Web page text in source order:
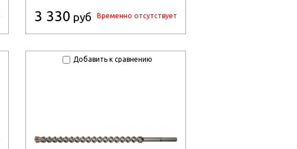
3 330 руб Временно отсутствует
Добавить к сравнению